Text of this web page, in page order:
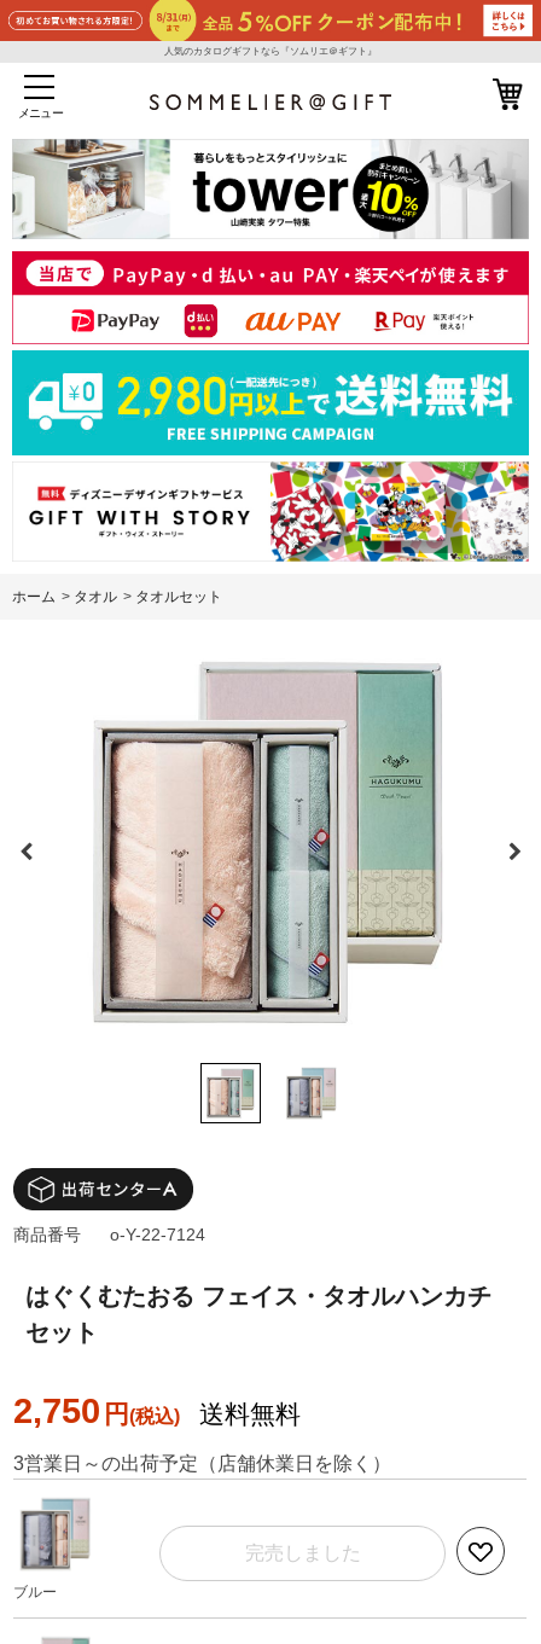
人気のカタログギフトなら『ソムリエ＠ギフト』
メニュー
ホーム > タオル > タオルセット
はぐくむたおる フェイス・タオルハンカチ
セット
2,750 円 送料無料
商品番号 o-Y-22-7124
3営業日～の出荷予定（店舗休業日を除く）
ブルー
完売しました